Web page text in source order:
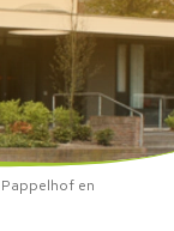
en